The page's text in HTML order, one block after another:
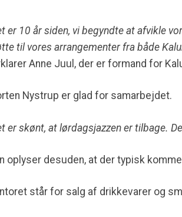
er 10 år siden, vi begyndte at afvikle
til vores arrangementer fra både
Anne Juul, der er formand for
Nystrup er glad for samarbejdet.
er skønt, at lørdagsjazzen er tilbage.
oplyser desuden, at der typisk
står for salg af drikkevarer og